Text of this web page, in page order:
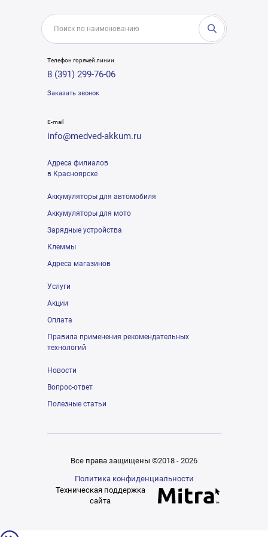
Телефон горячей линии
8 (391) 299-76-06
Заказать звонок
E-mail
info@medved-akkum.ru
Адреса филиалов
в Красноярске
Аккумуляторы для автомобиля
Аккумуляторы для мото
Зарядные устройства
Клеммы
Адреса магазинов
Услуги
Акции
Оплата
Правила применения рекомендательных
технологий
Новости
Вопрос-ответ
Полезные статьи
Все права защищены ©2018 - 2026
Политика конфиденциальности
Техническая поддержка
сайта